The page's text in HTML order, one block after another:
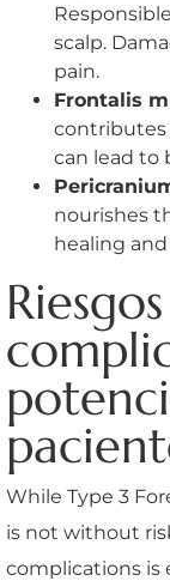
scalp.
pain.
Frontalis
contributes
can lead to
nourishes
healing
While Type 3
is not without
complications is